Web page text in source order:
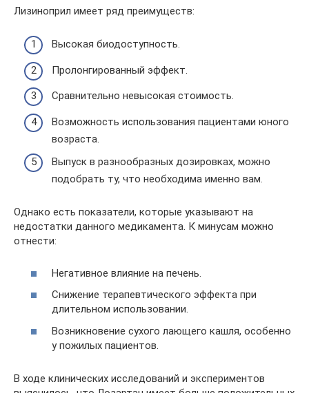
Лизиноприл имеет ряд преимуществ:
Высокая биодоступность.
Пролонгированный эффект.
Сравнительно невысокая стоимость.
Возможность использования пациентами юного
возраста.
Выпуск в разнообразных дозировках, можно
подобрать ту, что необходима именно вам.
Однако есть показатели, которые указывают на
недостатки данного медикамента. К минусам можно
отнести:
Негативное влияние на печень.
Снижение терапевтического эффекта при
длительном использовании.
Возникновение сухого лающего кашля, особенно
у пожилых пациентов.
В ходе клинических исследований и экспериментов